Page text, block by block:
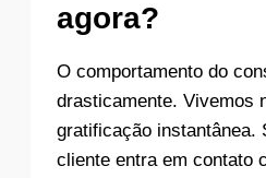
agora?
O comportamento do
drasticamente. Vivemos
gratificação instantânea.
cliente entra em contato